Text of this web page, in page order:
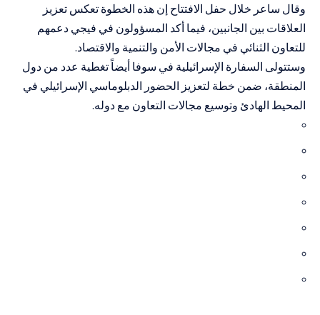
وقال ساعر خلال حفل الافتتاح إن هذه الخطوة تعكس تعزيز
العلاقات بين الجانبين، فيما أكد المسؤولون في فيجي دعمهم
للتعاون الثنائي في مجالات الأمن والتنمية والاقتصاد.
وستتولى السفارة الإسرائيلية في سوفا أيضاً تغطية عدد من دول
المنطقة، ضمن خطة لتعزيز الحضور الدبلوماسي الإسرائيلي في
المحيط الهادئ وتوسيع مجالات التعاون مع دوله.